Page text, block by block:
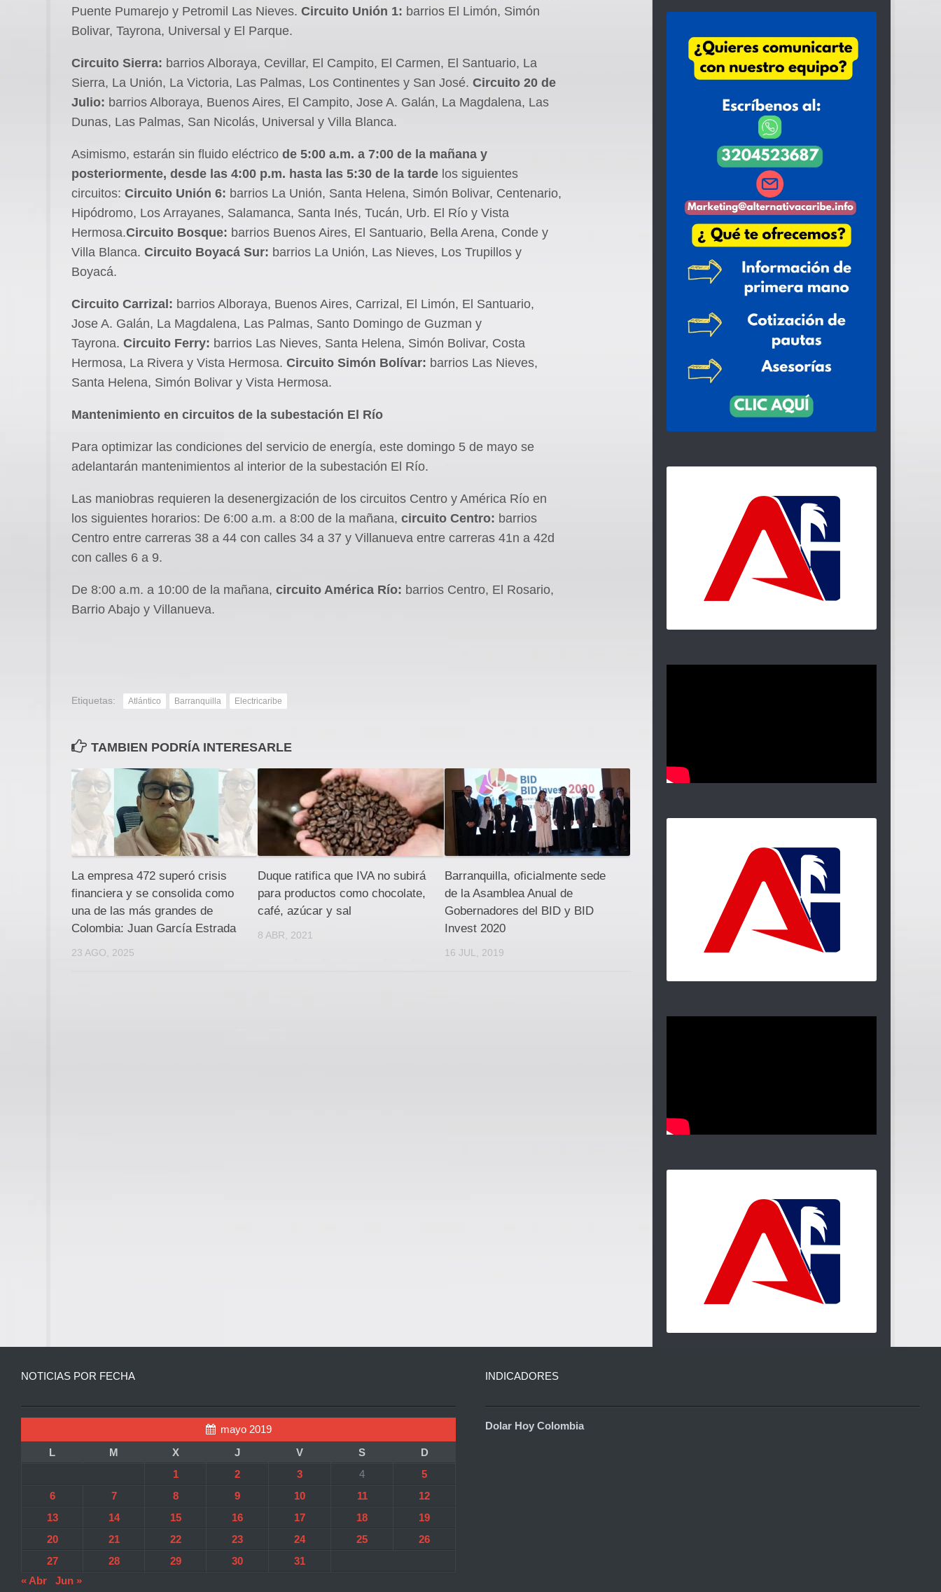
Puente Pumarejo y Petromil Las Nieves. Circuito Unión 1: barrios El Limón, Simón
Bolivar, Tayrona, Universal y El Parque.
Circuito Sierra: barrios Alboraya, Cevillar, El Campito, El Carmen, El Santuario, La
Sierra, La Unión, La Victoria, Las Palmas, Los Continentes y San José. Circuito 20 de
Julio: barrios Alboraya, Buenos Aires, El Campito, Jose A. Galán, La Magdalena, Las
Dunas, Las Palmas, San Nicolás, Universal y Villa Blanca.
Asimismo, estarán sin fluido eléctrico de 5:00 a.m. a 7:00 de la mañana y
posteriormente, desde las 4:00 p.m. hasta las 5:30 de la tarde los siguientes
circuitos: Circuito Unión 6: barrios La Unión, Santa Helena, Simón Bolivar, Centenario,
Hipódromo, Los Arrayanes, Salamanca, Santa Inés, Tucán, Urb. El Río y Vista
Hermosa.Circuito Bosque: barrios Buenos Aires, El Santuario, Bella Arena, Conde y
Villa Blanca. Circuito Boyacá Sur: barrios La Unión, Las Nieves, Los Trupillos y
Boyacá.
Circuito Carrizal: barrios Alboraya, Buenos Aires, Carrizal, El Limón, El Santuario,
Jose A. Galán, La Magdalena, Las Palmas, Santo Domingo de Guzman y
Tayrona. Circuito Ferry: barrios Las Nieves, Santa Helena, Simón Bolivar, Costa
Hermosa, La Rivera y Vista Hermosa. Circuito Simón Bolívar: barrios Las Nieves,
Santa Helena, Simón Bolivar y Vista Hermosa.
Mantenimiento en circuitos de la subestación El Río
Para optimizar las condiciones del servicio de energía, este domingo 5 de mayo se
adelantarán mantenimientos al interior de la subestación El Río.
Las maniobras requieren la desenergización de los circuitos Centro y América Río en
los siguientes horarios: De 6:00 a.m. a 8:00 de la mañana, circuito Centro: barrios
Centro entre carreras 38 a 44 con calles 34 a 37 y Villanueva entre carreras 41n a 42d
con calles 6 a 9.
De 8:00 a.m. a 10:00 de la mañana, circuito América Río: barrios Centro, El Rosario,
Barrio Abajo y Villanueva.
Etiquetas: Atlántico Barranquilla Electricaribe
TAMBIEN PODRÍA INTERESARLE
La empresa 472 superó crisis
financiera y se consolida como
una de las más grandes de
Colombia: Juan García Estrada
23 AGO, 2025
Duque ratifica que IVA no subirá
para productos como chocolate,
café, azúcar y sal
8 ABR, 2021
Barranquilla, oficialmente sede
de la Asamblea Anual de
Gobernadores del BID y BID
Invest 2020
16 JUL, 2019
NOTICIAS POR FECHA
mayo 2019
L
M X J V S
D
1
2 3 4
5
6
7 8 9 10 11
12
13
14 15 16 17 18
19
20
21 22 23 24 25
26
27
28 29 30
31
« Abr
Jun »
INDICADORES
Dolar Hoy Colombia